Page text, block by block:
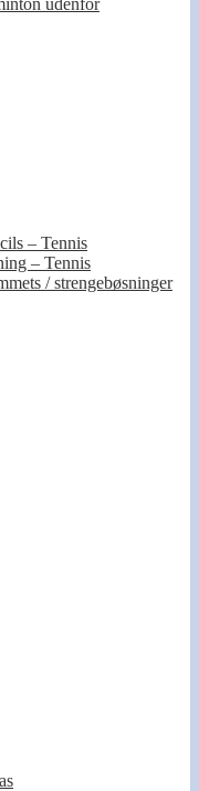
udenfor
– Tennis
– Tennis
/ strengebøsninger